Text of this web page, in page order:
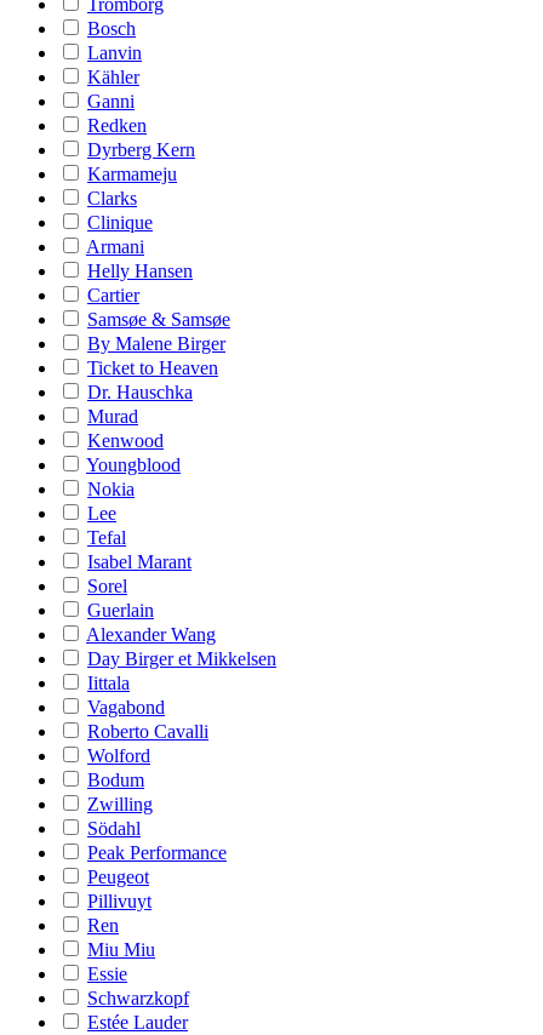
Tromborg
Bosch
Lanvin
Kähler
Ganni
Redken
Dyrberg Kern
Karmameju
Clarks
Clinique
Armani
Helly Hansen
Cartier
Samsøe & Samsøe
By Malene Birger
Ticket to Heaven
Dr. Hauschka
Murad
Kenwood
Youngblood
Nokia
Lee
Tefal
Isabel Marant
Sorel
Guerlain
Alexander Wang
Day Birger et Mikkelsen
Iittala
Vagabond
Roberto Cavalli
Wolford
Bodum
Zwilling
Södahl
Peak Performance
Peugeot
Pillivuyt
Ren
Miu Miu
Essie
Schwarzkopf
Estée Lauder